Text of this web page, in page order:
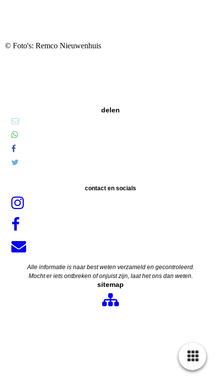
© Foto's: Remco Nieuwenhuis
delen
contact en socials
Alle informatie is naar best weten verzameld en gecontroleerd.
Mocht er iets ontbreken of onjuist zijn, laat het ons dan weten.
sitemap